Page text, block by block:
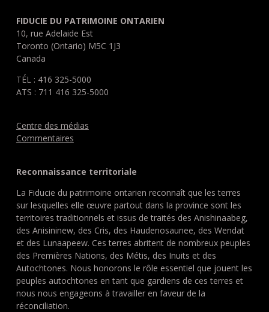
FIDUCIE DU PATRIMOINE ONTARIEN
10, rue Adelaide Est
Toronto (Ontario) M5C 1J3
Canada
TÉL : 416 325-5000
ATS : 711 416 325-5000
Centre des médias
Commentaires
Reconnaissance territoriale
La Fiducie du patrimoine ontarien reconnaît que les terres
sur lesquelles elle œuvre partout dans la province sont les
territoires traditionnels et issus de traités des Anishinaabeg,
des Anisininew, des Cris, des Haudenosaunee, des Wendat
et des Lunaapeew. Ces terres abritent de nombreux peuples
des Premières Nations, des Métis, des Inuits et des
Autochtones. Nous honorons le rôle essentiel que jouent les
peuples autochtones en tant que gardiens de ces terres et
nous nous engageons à travailler en faveur de la
réconciliation.